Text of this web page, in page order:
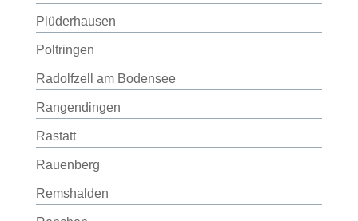
Plüderhausen
Poltringen
Radolfzell am Bodensee
Rangendingen
Rastatt
Rauenberg
Remshalden